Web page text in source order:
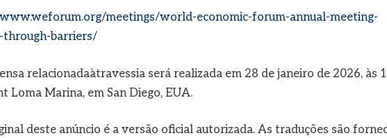
meetings/world-economic-forum-annual-meeting-
through-barriers/
relacionadaàtravessia será realizada em 28 de janeiro de 2026, às
Loma Marina, em San Diego, EUA.
deste anúncio é a versão oficial autorizada. As traduções são